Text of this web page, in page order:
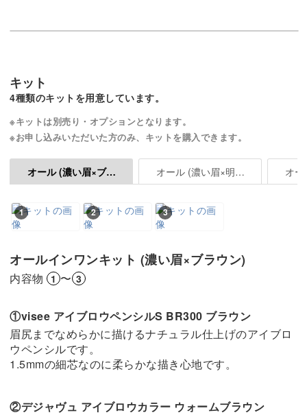
キット
4種類のキットを用意しています。
※キットは別売り・オプションとなります。
※お申し込みいただいた方のみ、キットを購入できます。
オール (濃い眉×ブラウン) オール (濃い眉×明るめブラウン)
1 2 3
オールインワンキット (濃い眉×ブラウン)
内容物 1 〜 3
①visee アイブロウペンシルS BR300 ブラウン
眉尻までなめらかに描けるナチュラル仕上げのアイブロ
ウペンシルです。
1.5mmの細芯なのに柔らかな描き心地です。
②デジャヴュ アイブロウカラー ウォームブラウン